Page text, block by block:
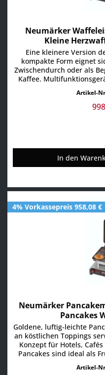
Neumärker
Kleine
Eine kleinere Version
kompakte Form eignet
Zwischendurch oder als
Kaffee.
enthalten) Aktuell über
erhältlich, z.B. für
Artikel-
In den
4% Vorkassepreis 958,08 €
Neumärker
Pancakes
Goldene, luftig-leichte
an köstlichen Toppings
Konzept für Hotels,
Pancakes sind ideal als
Snack. •
Artikel-